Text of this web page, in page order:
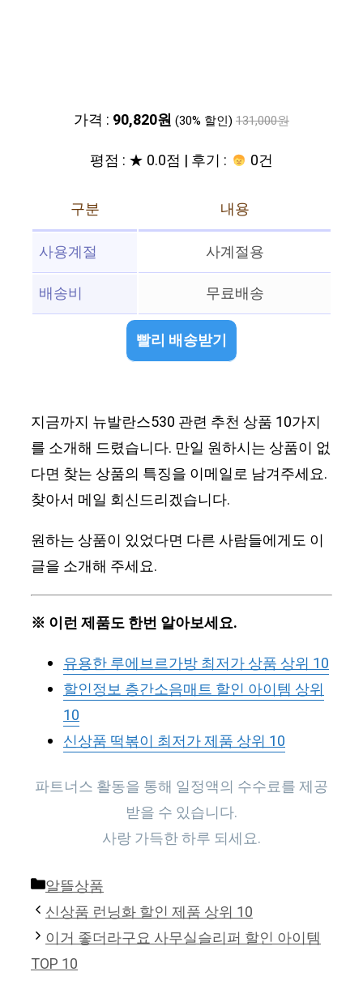
가격 : 90,820원 (30% 할인) 131,000원
평점 : ★ 0.0점 | 후기 : 0건
구분
내용
사용계절
사계절용
배송비
무료배송
빨리 배송받기
지금까지 뉴발란스530 관련 추천 상품 10가지
를 소개해 드렸습니다. 만일 원하시는 상품이 없
다면 찾는 상품의 특징을 이메일로 남겨주세요.
찾아서 메일 회신드리겠습니다.
원하는 상품이 있었다면 다른 사람들에게도 이
글을 소개해 주세요.
※ 이런 제품도 한번 알아보세요.
유용한 루에브르가방 최저가 상품 상위 10
할인정보 층간소음매트 할인 아이템 상위
10
신상품 떡볶이 최저가 제품 상위 10
파트너스 활동을 통해 일정액의 수수료를 제공
받을 수 있습니다.
사랑 가득한 하루 되세요.
Categories
알뜰상품
신상품 런닝화 할인 제품 상위 10
이거 좋더라구요 사무실슬리퍼 할인 아이템
TOP 10